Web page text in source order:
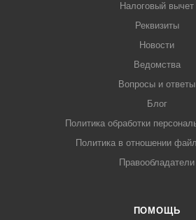
Налоговый вычет
Реквизиты
Новости
Ведомства
Вопросы и ответы
Блог
Политика обработки
Политика в отношении
Правообладатели
ПОМОЩЬ